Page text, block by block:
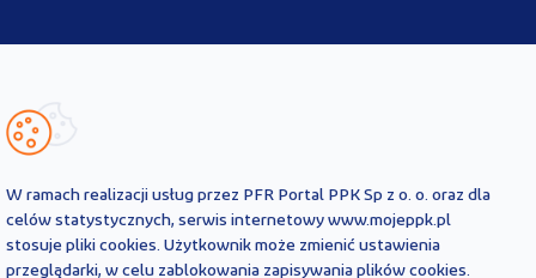
Ustawy o PPK przez operatora - PFR Portal PPK sp. z o.o., spółkę
informacyjny i są aktualne na dzień ich zamieszczenia. Treści te
obowiązujących przepisów prawa i każdorazowo
powinny być interpretowane oraz stosowane z uwzględnieniem
aktualnie obowiązujących przepisów prawa. Treści te nie stanowią
W ramach realizacji usług przez PFR Portal PPK Sp z o. o. oraz dla
celów statystycznych, serwis internetowy www.mojeppk.pl
stosuje pliki cookies. Użytkownik może zmienić ustawienia
przeglądarki, w celu zablokowania zapisywania plików cookies.